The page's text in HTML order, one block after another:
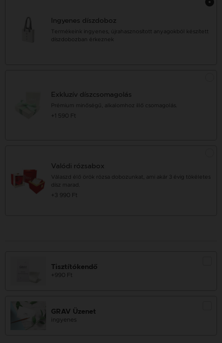
Ingyenes díszdoboz
Termékeink ingyenes, újrahasznosított anyagokból készített
díszdobozban érkeznek
Exkluzív díszcsomagolás
Prémium minőségű, alkalomhoz illő csomagolás.
+1 590 Ft
Valódi rózsabox
Válaszd élő örök rózsa dobozunkat, ami akár 3 évig tökéletes
dísz marad.
+3 990 Ft
Tisztítókendő
+990 Ft
GRAV Üzenet
ingyenes